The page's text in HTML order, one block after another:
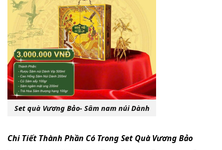
Set quà Vương Bảo- Sâm nam núi Dành
Chi Tiết Thành Phần Có Trong Set Quà Vương Bảo